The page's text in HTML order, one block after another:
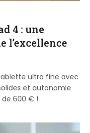
4 : une
l’excellence
ultra fine avec
et autonomie
de 600 € !